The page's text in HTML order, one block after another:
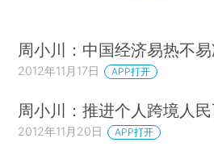
周小川：中国经济易热不
2012年11月17日 APP打开
周小川：推进个人跨境人
2012年11月20日 APP打开